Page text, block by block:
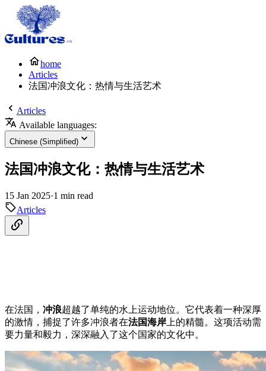
home
Articles
法国冲浪文化：热情与生活艺术
Articles
Available languages:
Chinese (Simplified)
法国冲浪文化：热情与生活艺术
15 Jan 2025·1 min read
Articles
在法国， 冲浪超越了单纯的水上运动地位。它代表着一种深厚
的激情，捕捉了许多冲浪者在法国海岸 上的精髓。这项活动需
要力量和毅力，深深融入了这个国家的文化中。